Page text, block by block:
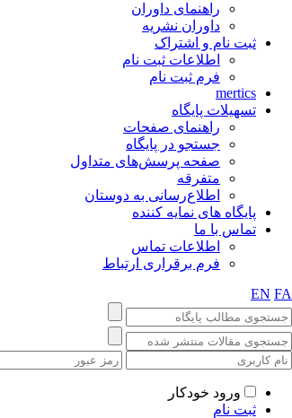
راهنمای داوران
داوران نشریه
ثبت نام و اشتراک
اطلاعات ثبت نام
فرم ثبت نام
mertics
تسهیلات پایگاه
راهنمای صفحات
جستجو در پایگاه
صفحه پرسش‌های متداول
متفرقه
اطلاع‌رسانی به دوستان
پایگاه های نمایه کننده
تماس با ما
اطلاعات تماس
فرم برقراری ارتباط
EN FA
ورود خودکار
ثبت نام